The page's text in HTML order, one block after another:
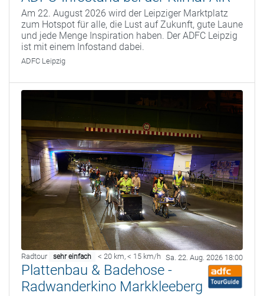
Am 22. August 2026 wird der Leipziger Marktplatz
zum Hotspot für alle, die Lust auf Zukunft, gute Laune
und jede Menge Inspiration haben. Der ADFC Leipzig
ist mit einem Infostand dabei.
ADFC Leipzig
Radtour sehr einfach < 20 km, < 15 km/h Sa. 22. Aug. 2026 18:00
Plattenbau & Badehose -
Radwanderkino Markkleeberg